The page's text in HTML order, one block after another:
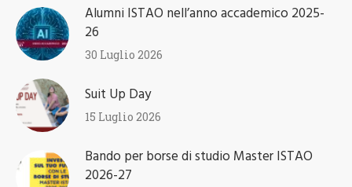
Alumni ISTAO nell’anno accademico 2025-
26
30 Luglio 2026
Suit Up Day
15 Luglio 2026
Bando per borse di studio Master ISTAO
2026-27